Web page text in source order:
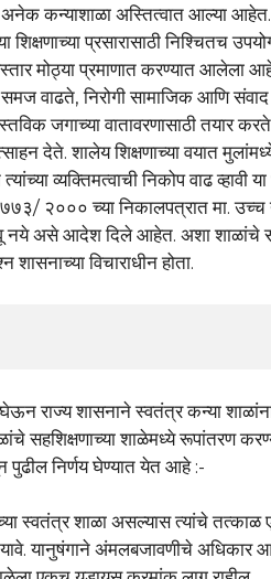
कन्याशाळा अस्तित्वात आल्या आहेत.
शिक्षणाच्या प्रसारासाठी निश्चितच
मोठ्या प्रमाणात करण्यात आलेला
वाढते, निरोगी सामाजिक आणि संवाद
जगाच्या वातावरणासाठी तयार
देते. शालेय शिक्षणाच्या वयात
व्यक्तिमत्वाची निकोप वाढ
२००० च्या निकालपत्रात मा. उच्च
नये असे आदेश दिले आहेत. अशा शाळांचे
शासनाच्या विचाराधीन होता.
घेऊन राज्य शासनाने स्वतंत्र कन्या
सहशिक्षणाच्या शाळेमध्ये रूपांतरण
निर्णय घेण्यात येत आहे :-
स्वतंत्र शाळा असल्यास त्यांचे
यानुषंगाने अंमलबजावणीचे अधिकार